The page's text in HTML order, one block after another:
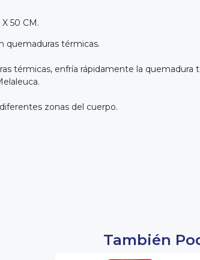
50 CM.
quemaduras térmicas.
térmicas, enfría rápidamente la
zonas del cuerpo.
También